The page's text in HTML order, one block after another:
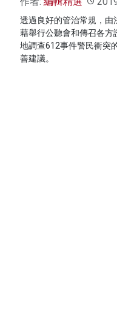
透過良好的管治常規，由
藉舉行公聽會和傳召各方
地調查612事件警民衝突
善建議。